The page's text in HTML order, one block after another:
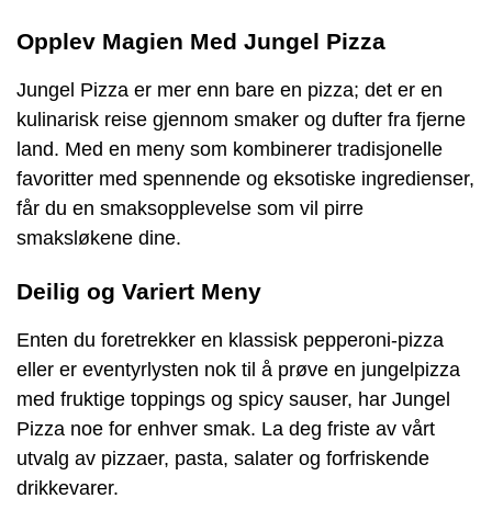
Opplev Magien Med Jungel Pizza
Jungel Pizza er mer enn bare en pizza; det er en
kulinarisk reise gjennom smaker og dufter fra fjerne
land. Med en meny som kombinerer tradisjonelle
favoritter med spennende og eksotiske ingredienser,
får du en smaksopplevelse som vil pirre
smaksløkene dine.
Deilig og Variert Meny
Enten du foretrekker en klassisk pepperoni-pizza
eller er eventyrlysten nok til å prøve en jungelpizza
med fruktige toppings og spicy sauser, har Jungel
Pizza noe for enhver smak. La deg friste av vårt
utvalg av pizzaer, pasta, salater og forfriskende
drikkevarer.